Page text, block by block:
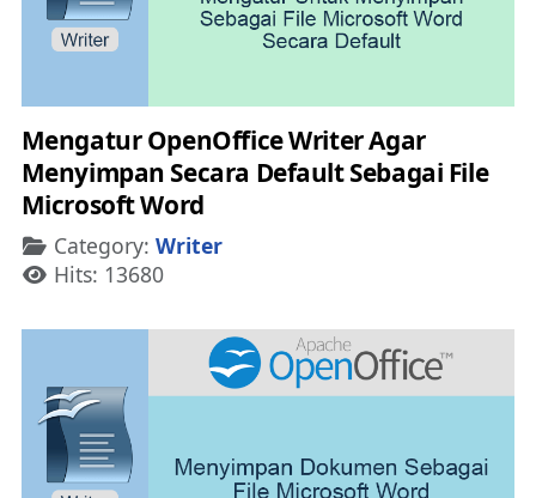
Mengatur OpenOffice Writer Agar
Menyimpan Secara Default Sebagai File
Microsoft Word
Details
Category: Writer
Hits: 13680